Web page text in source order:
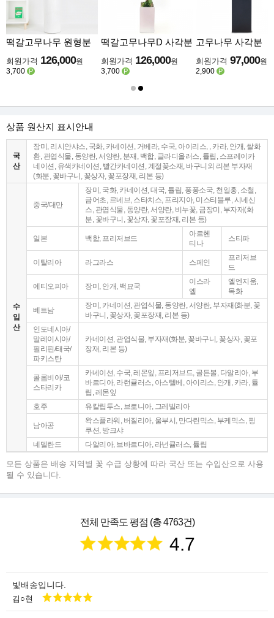
떡갈고무나무 원형분
회원가격 126,000원
3,700 P
떡갈고무나무D 사각분
회원가격 126,000원
3,700 P
고무나무 사각분
회원가격 97,000원
2,900 P
상품 원산지 표시안내
국
산
장미, 리시얀샤스, 국화, 카네이션, 거베라, 수국, 아이리스, , 카라, 안개, 쌀화
환, 관엽식물, 동양란, 서양란, 분재, 백합, 글라디올러스, 튤립, 스프레이카
네이션, 유색카네이션, 빨간카네이션, 계절꽃소재, 바구니외 리본 부자재
(화분, 꽃바구니, 꽃상자, 꽃포장재, 리본 등)
수
입
산
중국/대만
장미, 국화, 카네이션, 대국, 튤립, 퐁퐁소국, 천일홍, 소철,
금어초, 르네브, 스타치스, 프리지아, 미스티블루, 시네신
스, 관엽식물, 동양란, 서양란, 비누꽃, 금장미, 부자재(화
분, 꽃바구니, 꽃상자, 꽃포장재, 리본 등)
일본 백합, 프리저브드
아르헨
티나
스티파
이탈리아 라그라스 스페인
프리저브
드
에티오피아 장미, 안개, 백묘국
이스라
엘
엘엔지움,
목화
베트남
장미, 카네이션, 관엽식물, 동양란, 서양란, 부자재(화분, 꽃
바구니, 꽃상자, 꽃포장재, 리본 등)
인도네시아/
말레이시아/
필리핀/태국/
파키스탄
카네이션, 관엽식물, 부자재(화분, 꽃바구니, 꽃상자, 꽃포
장재, 리본 등)
콜롬비아/코
스타리카
카네이션, 수국, 레몬잎, 프리저브드, 골든볼, 다알리아, 부
바르디아, 라런큘러스, 아스텔베, 아이리스, 안개, 카라, 튤
립, 레몬잎
호주
유칼립투스, 브로니아, 그레빌리아
남아공
왁스플라워, 버질리아, 울부시, 만다린믹스, 부케믹스, 핑
쿠션, 방크샤
네델란드
다알리아, 브바르디아, 라넌큘러스, 튤립
모든 상품은 배송 지역별 꽃 수급 상황에 따라 국산 또는 수입산으로 사용
될 수 있습니다.
전체 만족도 평점 (총 4763건)
4.7
빛배송입니다.
김○현